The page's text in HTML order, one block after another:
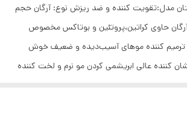
مدل:تقویت کننده و ضد ریزش نوع: آرگان حجم
آرگان حاوی کراتین،پروتئین و بوتاکس مخصوص
ترمیم کننده موهای آسیب‌دیده و ضعیف خوش
کننده عالی ابریشمی کردن مو نرم و لخت کننده